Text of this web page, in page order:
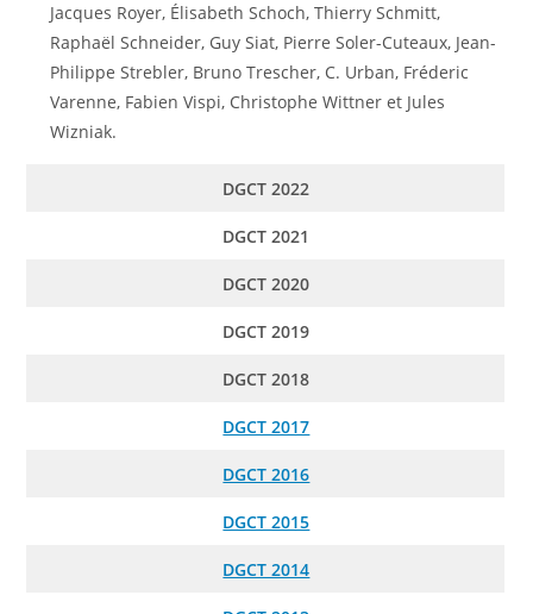
Jacques Royer, Élisabeth Schoch, Thierry Schmitt,
Raphaël Schneider, Guy Siat, Pierre Soler-Cuteaux, Jean-
Philippe Strebler, Bruno Trescher, C. Urban, Fréderic
Varenne, Fabien Vispi, Christophe Wittner et Jules
Wizniak.
DGCT 2022
DGCT 2021
DGCT 2020
DGCT 2019
DGCT 2018
DGCT 2017
DGCT 2016
DGCT 2015
DGCT 2014